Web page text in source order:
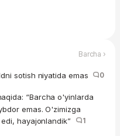
Barcha ›
sotish niyatida emas 0
“Barcha o'yinlarda
emas. O'zimizga
hayajonlandik”
1